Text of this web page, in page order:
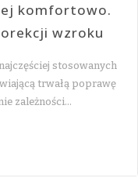
komfortowo.
wzroku
stosowanych
trwałą poprawę
zależności…